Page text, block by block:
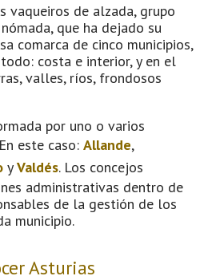
vaqueiros de alzada, grupo
que ha dejado su
comarca de cinco municipios,
costa e interior, y en el
valles, ríos, frondosos
por uno o varios
este caso: Allande,
yValdés. Los concejos
administrativas dentro de
de la gestión de los
municipio.
Asturias